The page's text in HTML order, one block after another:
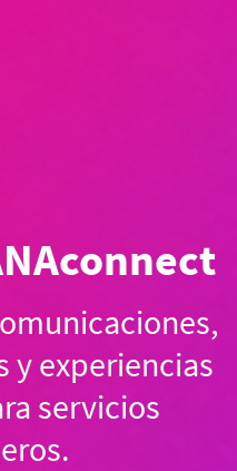
y experiencias
servicios